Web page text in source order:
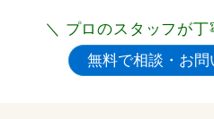
＼ プロのスタッフが